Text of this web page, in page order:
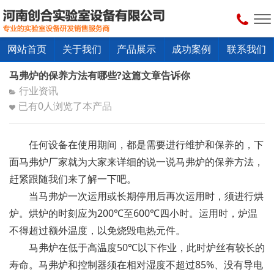
网站首页 关于我们 产品展示 成功案例
联系我们
马弗炉的保养方法有哪些?这篇文章告诉你
行业资讯
已有0人浏览了本产品
任何设备在使用期间，都是需要进行维护和保养的，下
面马弗炉厂家就为大家来详细的说一说马弗炉的保养方法，
赶紧跟随我们来了解一下吧。
当马弗炉一次运用或长期停用后再次运用时，须进行烘
炉。烘炉的时刻应为200℃至600℃四小时。运用时，炉温
不得超过额外温度，以免烧毁电热元件。
马弗炉在低于高温度50℃以下作业，此时炉丝有较长的
寿命。马弗炉和控制器须在相对湿度不超过85%、没有导电